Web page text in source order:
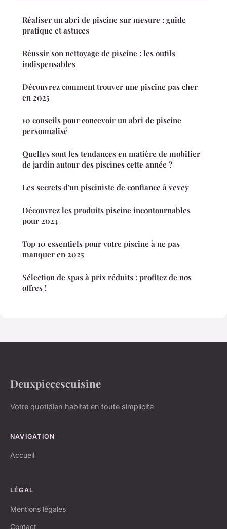
Réaliser un abri de piscine sur mesure : guide
pratique et astuces
Réussir son nettoyage de piscine : les outils
indispensables
Découvrez comment trouver une piscine pas cher
en 2025
10 conseils pour concevoir un abri de piscine
personnalisé
Quelles sont les tendances en matière de mobilier
de jardin autour des piscines cette année ?
Les secrets d'un pisciniste de confiance à vevey
Découvrez les produits piscine incontournables
pour 2024
Top 10 essentiels pour votre piscine à ne pas
manquer en 2025
Sélection de spas à prix réduits : profitez de nos
offres !
Deuxpiecescuisine
Votre quotidien habitat en toute simplicité
NAVIGATION
Accueil
LÉGAL
Mentions légales
Contact